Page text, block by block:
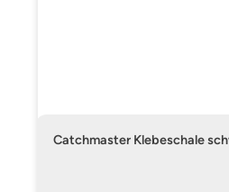
Catchmaster Klebeschale